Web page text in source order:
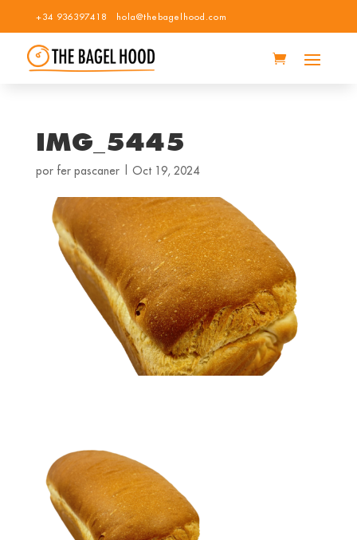
+34 936397418 hola@thebagelhood.com
IMG_5445
por fer pascaner| Oct 19, 2024